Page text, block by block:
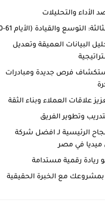
التوسع والقيادة (الأيام 61-90)
البيانات العميقة وتعديل
فرص جديدة ومبادرات
الرئيسية لـ افضل شركة
في مصر
ريادة رقمية مستدامة
بمشروعك مع الخبرة الحقيقية